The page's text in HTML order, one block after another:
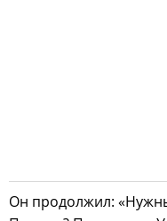
Он продолжил: